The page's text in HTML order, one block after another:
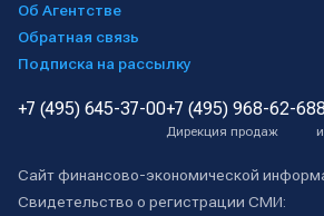
Об Агентстве
Обратная связь
Подписка на рассылку
+7 (495) 645-37-00+7 (495) 968-62-68
Дирекция продаж
Сайт финансово-экономической
Свидетельство о регистрации СМИ: